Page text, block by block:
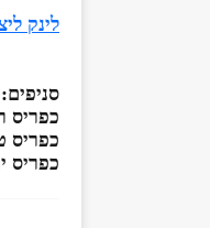
לינק
סניפים:
כפריס
כפריס
כפריס